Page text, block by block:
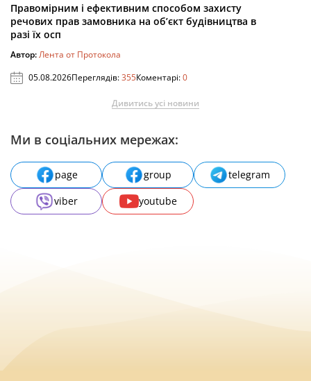
Правомірним і ефективним способом захисту
речових прав замовника на об’єкт будівництва в
разі їх осп
Автор:Лента от Протокола
05.08.2026Переглядів:355Коментарі:0
Дивитись усі новини
Ми в соціальних мережах:
page group
telegram
viber
youtube